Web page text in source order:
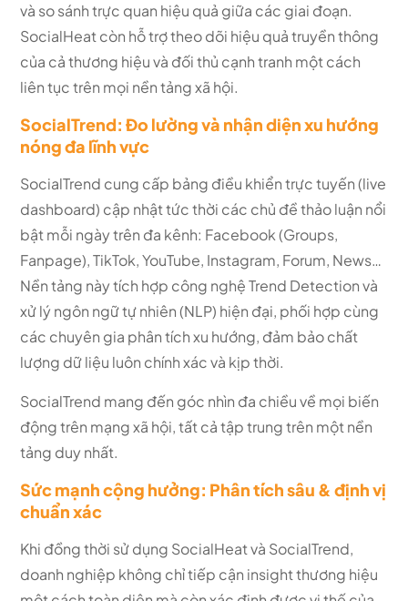
và so sánh trực quan hiệu quả giữa các giai đoạn.
SocialHeat còn hỗ trợ theo dõi hiệu quả truyền thông
của cả thương hiệu và đối thủ cạnh tranh một cách
liên tục trên mọi nền tảng xã hội.
SocialTrend: Đo lường và nhận diện xu hướng
nóng đa lĩnh vực
SocialTrend cung cấp bảng điều khiển trực tuyến (live
dashboard) cập nhật tức thời các chủ đề thảo luận nổi
bật mỗi ngày trên đa kênh: Facebook (Groups,
Fanpage), TikTok, YouTube, Instagram, Forum, News…
Nền tảng này tích hợp công nghệ Trend Detection và
xử lý ngôn ngữ tự nhiên (NLP) hiện đại, phối hợp cùng
các chuyên gia phân tích xu hướng, đảm bảo chất
lượng dữ liệu luôn chính xác và kịp thời.
SocialTrend mang đến góc nhìn đa chiều về mọi biến
động trên mạng xã hội, tất cả tập trung trên một nền
tảng duy nhất.
Sức mạnh cộng hưởng: Phân tích sâu & định vị
chuẩn xác
Khi đồng thời sử dụng SocialHeat và SocialTrend,
doanh nghiệp không chỉ tiếp cận insight thương hiệu